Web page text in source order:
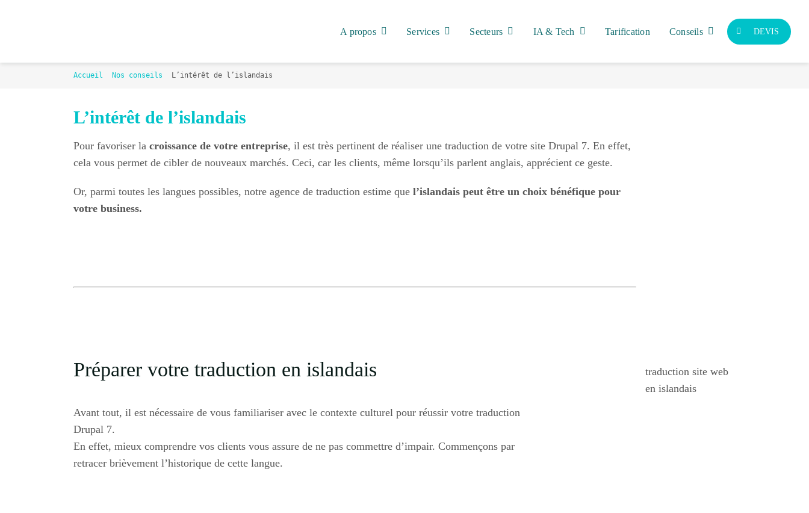
A propos Services Secteurs IA & Tech Tarification Conseils DEVIS
Accueil Nos conseils L’intérêt de l’islandais
L’intérêt de l’islandais
traduction site web
en islandais
Pour favoriser la croissance de votre entreprise, il est très pertinent de réaliser une traduction de votre site Drupal 7. En effet,
cela vous permet de cibler de nouveaux marchés. Ceci, car les clients, même lorsqu’ils parlent anglais, apprécient ce geste.
Or, parmi toutes les langues possibles, notre agence de traduction estime que l’islandais peut être un choix bénéfique pour
votre business.
Préparer votre traduction en islandais
Avant tout, il est nécessaire de vous familiariser avec le contexte culturel pour réussir votre traduction
Drupal 7.
En effet, mieux comprendre vos clients vous assure de ne pas commettre d’impair. Commençons par
retracer brièvement l’historique de cette langue.